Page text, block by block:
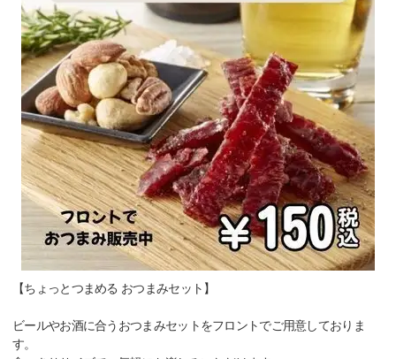
【ちょっとつまめる おつまみセット】
ビールやお酒に合うおつまみセットをフロントでご用意しておりま
す。